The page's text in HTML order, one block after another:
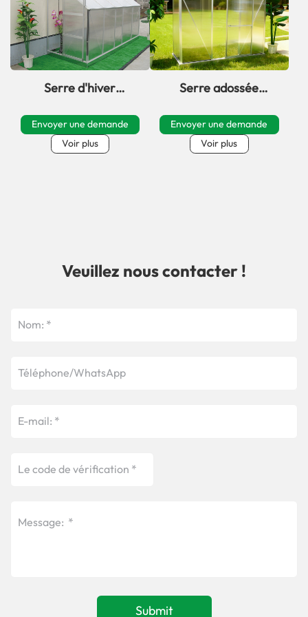
Serre d'hiver
avec porte
coulissante pour
Envoyer une demande
Voir plus
Serre adossée
série LSW pour jardin
Envoyer une demande
Voir plus
Veuillez nous contacter !